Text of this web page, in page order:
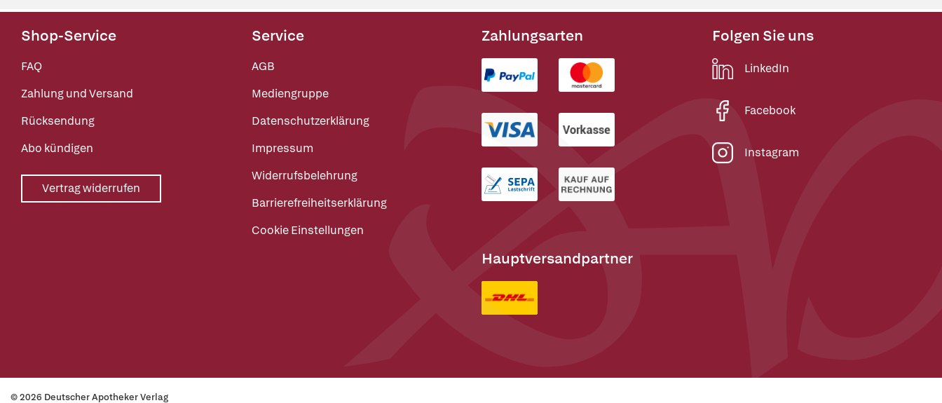
Shop-Service
FAQ
Zahlung und Versand
Rücksendung
Abo kündigen
Vertrag widerrufen
Service
AGB
Mediengruppe
Datenschutzerklärung
Impressum
Widerrufsbelehrung
Barrierefreiheitserklärung
Cookie Einstellungen
Zahlungsarten
Hauptversandpartner
Folgen Sie uns
LinkedIn
Facebook
Instagram
© 2026 Deutscher Apotheker Verlag